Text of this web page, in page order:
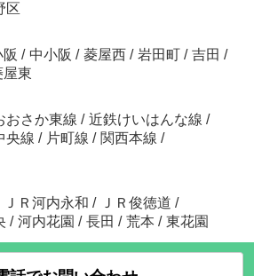
区
阪 / 中小阪 / 菱屋西 / 岩田町 / 吉田 /
屋東
おさか東線 / 近鉄けいはんな線 /
央線 / 片町線 / 関西本線 /
ＪＲ河内永和 / ＪＲ俊徳道 /
/ 河内花園 / 長田 / 荒本 / 東花園